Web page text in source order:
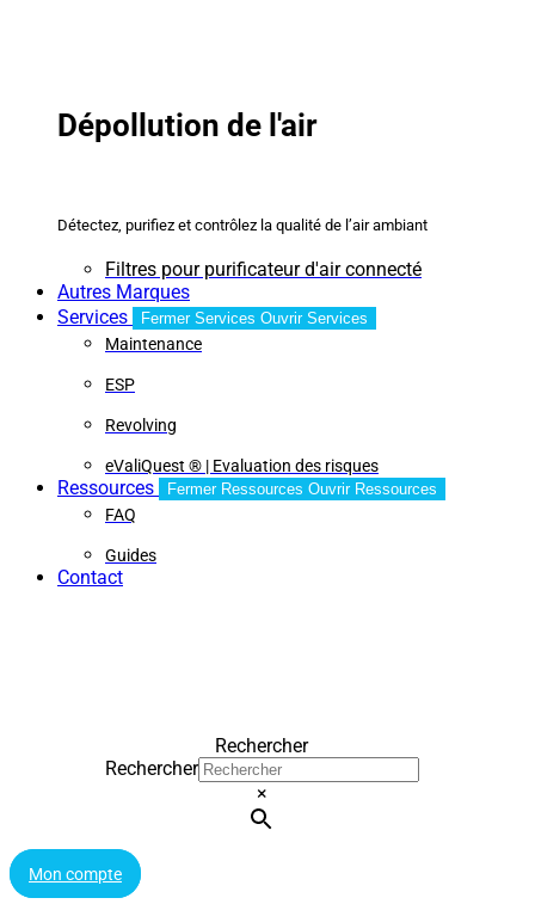
Dépollution de l'air
Détectez, purifiez et contrôlez la qualité de l’air ambiant
Filtres pour purificateur d'air connecté
Autres Marques
Services
Fermer Services Ouvrir Services
Maintenance
ESP
Revolving
eValiQuest ® | Evaluation des risques
Ressources Fermer Ressources Ouvrir Ressources
FAQ
Guides
Contact
Rechercher
Rechercher
×
Mon compte